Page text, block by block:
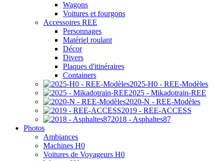
Wagons
Voitures et fourgons
Accessoires REE
Personnages
Matériel roulant
Décor
Divers
Plaques d'itinéraires
Containers
2025-H0 - REE-Modèles
2025 - Mikadotrain-REE
2020-N - REE-Modèles
2019 - REE-ACCESS
2018 - Asphaltes87
Photos
Ambiances
Machines H0
Voitures de Voyageurs H0